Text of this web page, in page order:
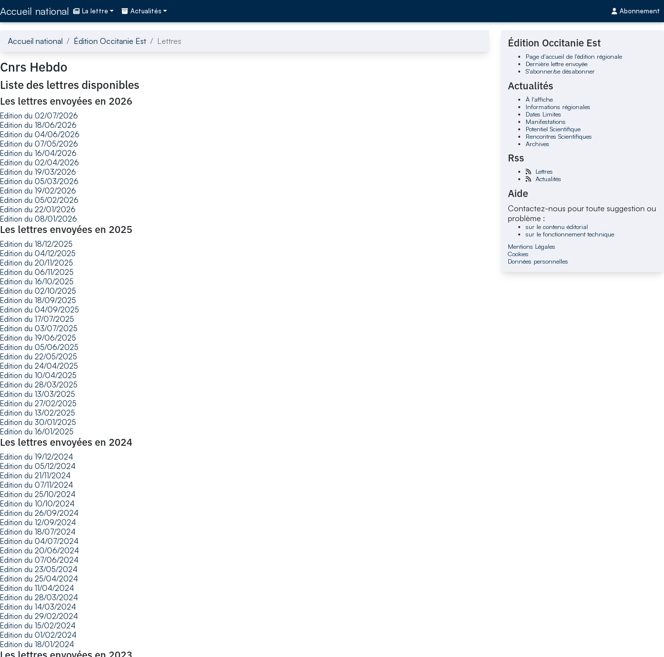
Accueil national La lettre Actualités Abonnement
Accueil national Édition Occitanie Est Lettres
Cnrs Hebdo
Liste des lettres disponibles
Les lettres envoyées en 2026
Edition du 02/07/2026
Edition du 18/06/2026
Edition du 04/06/2026
Edition du 07/05/2026
Edition du 16/04/2026
Edition du 02/04/2026
Edition du 19/03/2026
Edition du 05/03/2026
Edition du 19/02/2026
Edition du 05/02/2026
Edition du 22/01/2026
Edition du 08/01/2026
Les lettres envoyées en 2025
Edition du 18/12/2025
Edition du 04/12/2025
Edition du 20/11/2025
Edition du 06/11/2025
Edition du 16/10/2025
Edition du 02/10/2025
Edition du 18/09/2025
Edition du 04/09/2025
Edition du 17/07/2025
Edition du 03/07/2025
Edition du 19/06/2025
Edition du 05/06/2025
Edition du 22/05/2025
Edition du 24/04/2025
Edition du 10/04/2025
Edition du 28/03/2025
Edition du 13/03/2025
Edition du 27/02/2025
Edition du 13/02/2025
Edition du 30/01/2025
Edition du 16/01/2025
Les lettres envoyées en 2024
Edition du 19/12/2024
Edition du 05/12/2024
Edition du 21/11/2024
Edition du 07/11/2024
Edition du 25/10/2024
Edition du 10/10/2024
Edition du 26/09/2024
Edition du 12/09/2024
Edition du 18/07/2024
Edition du 04/07/2024
Edition du 20/06/2024
Edition du 07/06/2024
Edition du 23/05/2024
Edition du 25/04/2024
Edition du 11/04/2024
Edition du 28/03/2024
Edition du 14/03/2024
Edition du 29/02/2024
Edition du 15/02/2024
Edition du 01/02/2024
Edition du 18/01/2024
Édition Occitanie Est
Page d'accueil de l'édition régionale
Dernière lettre envoyée
S'abonner/se désabonner
Actualités
À l'affiche
Informations régionales
Dates Limites
Manifestations
Potentiel Scientifique
Rencontres Scientifiques
Archives
Rss
Lettres
Actualités
Aide
Contactez-nous pour toute suggestion ou
problème :
sur le contenu éditorial
sur le fonctionnement technique
Mentions Légales
Cookies
Données personnelles